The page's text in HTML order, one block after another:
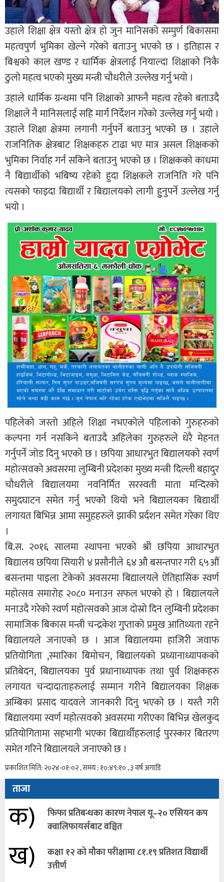
उहाले शिक्षा क्षेत्र यस्तो क्षेत्र हो जुन मानिसको सम्पुर्ण बिकासमा
महत्वपुर्ण भुमिका खेल्ने गरेको बताउनु भएको छ । इतिहास र
बिश्वको काल खण्ड र धार्मिक क्षेत्रलाई नियाल्दा शिक्षाको निकै
ठुलो महत्व भएको मुख्य मन्त्री चौधरीले उल्लेख गर्नु भयो ।
उहाले धार्मिक ग्रन्थमा पनि शिक्षाको आफनै महत्व रहेको बताउदै
शिक्षाले नै मानिसलाई सहि मार्ग निर्देशन गरेको उल्लेख गर्नु भयो ।
उहाले शिक्षा क्षेत्रमा लगानी गर्नुपर्ने बताउनु भएको छ । उहाले
राजनितिक क्षेत्रबाट शिक्षकहरु टाढा भए मात्र असल शिक्षकको
भुमिका निर्वाह गर्न सकिने बताउनु भएको छ । शिक्षकको काधमा
नै बिद्यार्थीको भबिष्य रहेको हुदा शिक्षकले राजनिति गरे पनि
त्यसको फाइदा बिद्यार्थी र बिद्यालयको लागी हुुनुपर्ने उल्लेख गर्नु
भयो ।
पहिलेको जस्तो अहिले शिक्षा नभएकोले पहिलाको गुरुहरुको
कल्पना गर्न नसकिने बताउदै अहिलेका गुरुहरुले धेरै मेहनत
गर्नुपर्ने जोड दिनु भएको छ । छपिया आधारभुत बिद्यालयको स्वर्ण
महोत्सवको अवसरमा लुम्बिनी प्रदेशका मुख्य मन्त्री दिल्ली बहादुर
चौधरीले बिद्यालयमा नवनिर्मित सरस्वती माता मन्दिरको
समुदघाटन समेत गर्नु भएकोे थियो भने बिद्यालयका बिद्यार्थी
लगायत बिभिन्न आमा समुहहरुले झाकी प्रर्दशन समेत गरेका थिए
।
बि.स. २०१६ सालमा स्थापना भएको श्री छपिया आधारभुत
बिद्यालय छपिया सियारी ४ प्रसौनीले ६४ औ बसन्तपार गरी ६५औं
बसन्तमा पाइला टेकेको अवसरमा बिद्यालयले ऐतिहासिक स्वर्ण
महोत्सव समारोह २०८० मनाउन सफल भएको हो । बिद्यालयले
मनाउदै गरेको स्वर्ण महोत्सवको आज दोस्रो दिन लुम्बिनी प्रदेशका
सामाजिक बिकास मन्त्री चन्द्रकेश गुप्ताको प्रमुख आतिथ्यता रहने
बिद्यालयले जनाएको छ । आज बिद्यालयमा हाजिरी जवाफ
प्रतियोगिता ,स्मारिका बिमोचन, बिद्यालयको प्रध्यानाध्यापकको
प्रतिबेदन, बिद्यालयका पुर्व प्रधानाध्यापक तथा पुर्व शिक्षकहरु
लगायत चन्दादाताहरुलाई सम्मान गरीने बिद्यालयका शिक्षक
अम्बिका प्रसाद यादवले जानकारी दिनु भएको छ । यस्तै गरी
बिद्यालयमा स्वर्ण महोत्सवको अवसरमा गरीएका बिभिन्न खेलकुद
प्रतियोगितामा सहभागी भएका बिद्यार्थीहरुलाई पुरस्कार बितरण
समेत गरिने बिद्यालयले जनाएको छ ।
प्रकाशित मिति: २०२४-०१-०२ , समय : १०:४९:१० , ३ वर्ष अगाडि
ताजा
क)
फिफा प्रतिबन्धका कारण नेपाल यू–२० एसियन कप
क्वालिफायर्सबाट वञ्चित
ख)
कक्षा १२ को मौका परीक्षामा ८१.१९ प्रतिशत विद्यार्थी
उत्तीर्ण